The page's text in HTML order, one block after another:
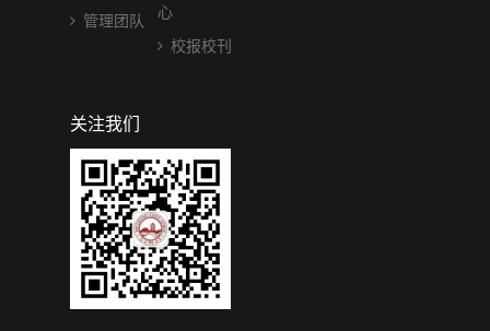
管理团队
心
校报校刊
关注我们